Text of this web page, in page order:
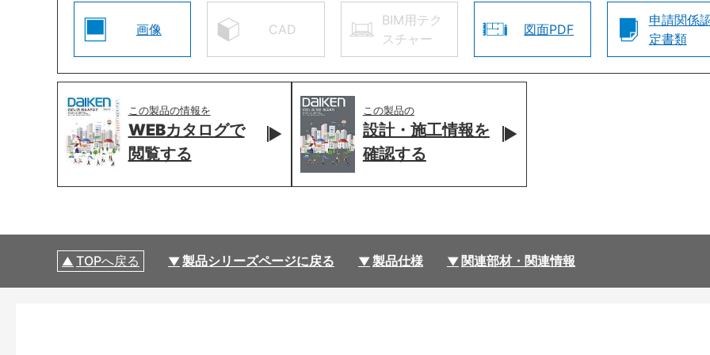
画像 CAD
BIM用テク
スチャー
図面PDF
申請関係
定書類
この製品の情報を
WEBカタログで
閲覧する
この製品の
設計・施工情報を
確認する
TOPへ戻る 製品シリーズページに戻る 製品仕様 関連部材・関連情報